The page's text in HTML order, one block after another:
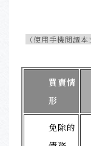
（使用手機閱讀
買賣情
形
免除的